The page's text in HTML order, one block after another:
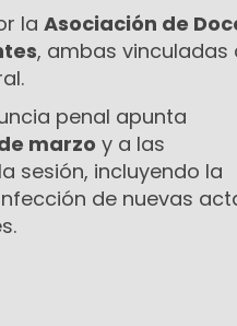
la Asociación de
, ambas vinculadas
penal apunta
marzo y a las
sesión, incluyendo la
de nuevas